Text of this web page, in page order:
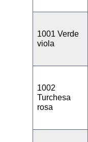
1001 Verde
viola
1002
Turchesa
rosa